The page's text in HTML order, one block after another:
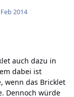
2014
auch dazu in
dabei ist
wenn das Bricklet
Dennoch würde